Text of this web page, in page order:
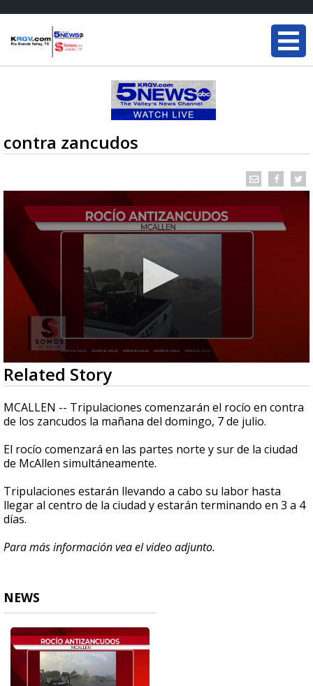
contra zancudos
0
seconds
of
27
seconds
Related Story
MCALLEN -- Tripulaciones comenzarán el rocío en contra
de los zancudos la mañana del domingo, 7 de julio.
El rocío comenzará en las partes norte y sur de la ciudad
de McAllen simultáneamente.
Tripulaciones estarán llevando a cabo su labor hasta
llegar al centro de la ciudad y estarán terminando en 3 a 4
días.
Para más información vea el video adjunto.
NEWS